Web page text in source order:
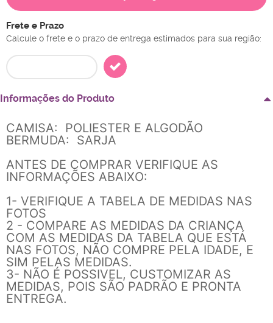
Frete e Prazo
Calcule o frete e o prazo de entrega estimados para sua região:
Informações do Produto
CAMISA: POLIESTER E ALGODÃO
BERMUDA: SARJA
ANTES DE COMPRAR VERIFIQUE AS
INFORMAÇÕES ABAIXO:
1- VERIFIQUE A TABELA DE MEDIDAS NAS
FOTOS
2 - COMPARE AS MEDIDAS DA CRIANÇA
COM AS MEDIDAS DA TABELA QUE ESTÁ
NAS FOTOS, NÃO COMPRE PELA IDADE, E
SIM PELAS MEDIDAS.
3- NÃO É POSSIVEL, CUSTOMIZAR AS
MEDIDAS, POIS SÃO PADRÃO E PRONTA
ENTREGA.